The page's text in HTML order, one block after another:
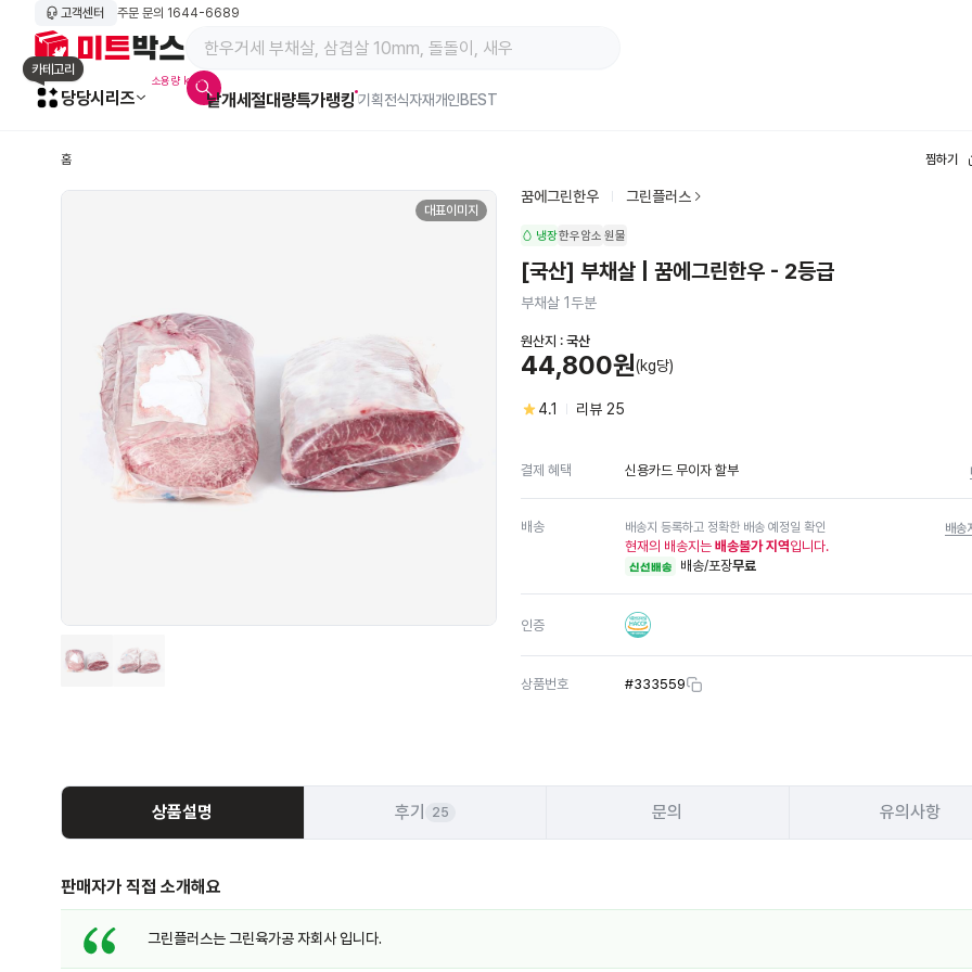
고객센터 주문 문의 1644-6689
메인 페이지 바로가기
카테고리
당당시리즈
소용량 kg육
낱개세절대량특가랭킹알람아이콘
기획전식자재개인BEST
홈 찜하기
대표이미지
꿈에그린한우 그린플러스
냉장한우암소 원물
[국산] 부채살 | 꿈에그린한우 - 2등급
부채살 1두분
원산지 : 국산
44,800원(kg당)
4.1 리뷰 25
결제 혜택 신용카드 무이자 할부
배송 배송지 등록하고 정확한 배송 예정일 확인 배송
현재의 배송지는 배송불가 지역입니다.
신선배송 배송/포장무료
인증
상품번호 #333559
상품설명 후기 25 문의 유의사항
판매자가 직접 소개해요
그린플러스는 그린육가공 자회사 입니다.